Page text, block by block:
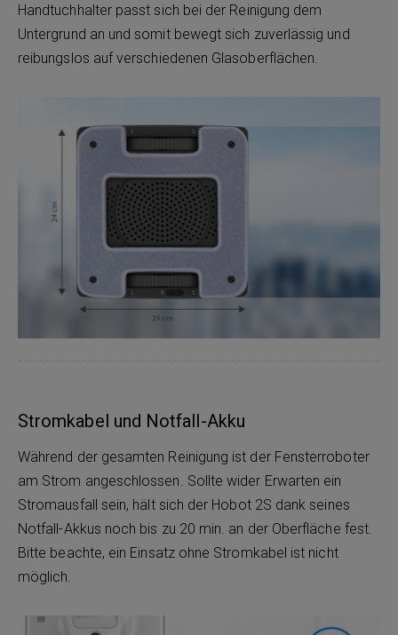
Handtuchhalter passt sich bei der Reinigung dem
Untergrund an und somit bewegt sich zuverlässig und
reibungslos auf verschiedenen Glasoberflächen.
Stromkabel und Notfall-Akku
Während der gesamten Reinigung ist der Fensterroboter
am Strom angeschlossen. Sollte wider Erwarten ein
Stromausfall sein, hält sich der Hobot 2S dank seines
Notfall-Akkus noch bis zu 20 min. an der Oberfläche fest.
Bitte beachte, ein Einsatz ohne Stromkabel ist nicht
möglich.